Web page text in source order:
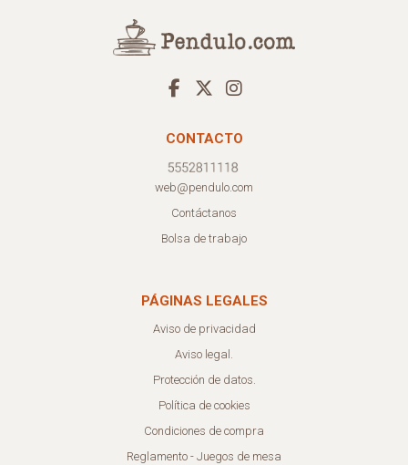
CONTACTO
web@pendulo.com
Contáctanos
Bolsa de trabajo
PÁGINAS LEGALES
Aviso de privacidad
Aviso legal.
Protección de datos.
Política de cookies
Condiciones de compra
Reglamento - Juegos de mesa